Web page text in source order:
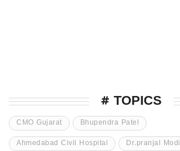
# TOPICS
CMO Gujarat Bhupendra Patel
Ahmedabad Civil Hospital Dr.pranjal Modi